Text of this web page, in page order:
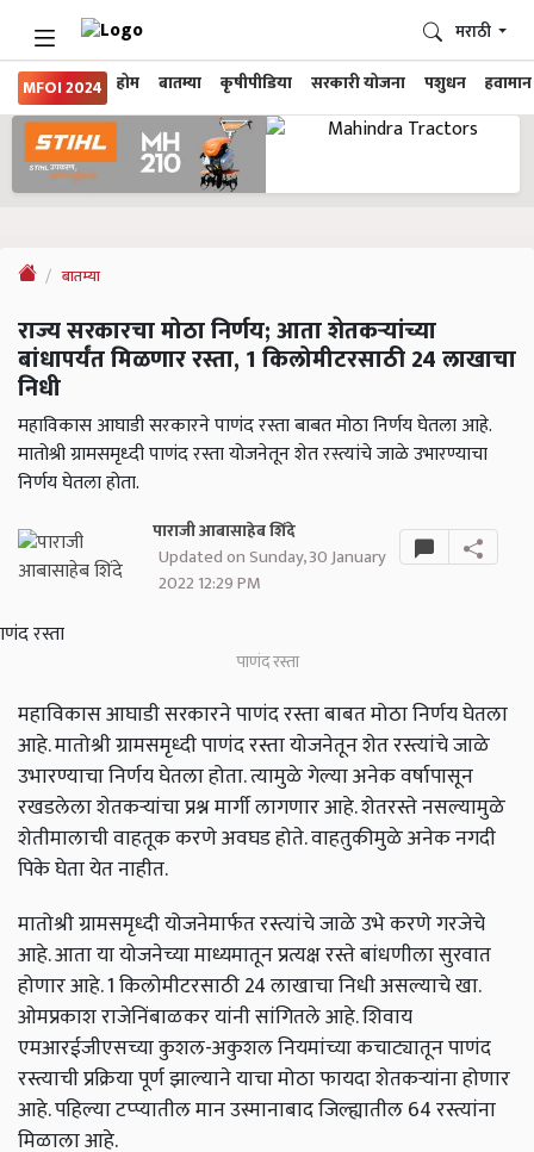
MFOI 2024 होम बातम्या कृषीपीडिया सरकारी योजना पशुधन हवामान
मराठी
बातम्या
राज्य सरकारचा मोठा निर्णय; आता शेतकऱ्यांच्या
बांधापर्यंत मिळणार रस्ता, 1 किलोमीटरसाठी 24 लाखाचा
निधी
महाविकास आघाडी सरकारने पाणंद रस्ता बाबत मोठा निर्णय घेतला आहे.
मातोश्री ग्रामसमृध्दी पाणंद रस्ता योजनेतून शेत रस्त्यांचे जाळे उभारण्याचा
निर्णय घेतला होता.
पाराजी आबासाहेब शिंदे
Updated on Sunday, 30 January
2022 12:29 PM
पाणंद रस्ता
महाविकास आघाडी सरकारने पाणंद रस्ता बाबत मोठा निर्णय घेतला
आहे. मातोश्री ग्रामसमृध्दी पाणंद रस्ता योजनेतून शेत रस्त्यांचे जाळे
उभारण्याचा निर्णय घेतला होता. त्यामुळे गेल्या अनेक वर्षापासून
रखडलेला शेतकऱ्यांचा प्रश्न मार्गी लागणार आहे. शेतरस्ते नसल्यामुळे
शेतीमालाची वाहतूक करणे अवघड होते. वाहतुकीमुळे अनेक नगदी
पिके घेता येत नाहीत.
मातोश्री ग्रामसमृध्दी योजनेमार्फत रस्त्यांचे जाळे उभे करणे गरजेचे
आहे. आता या योजनेच्या माध्यमातून प्रत्यक्ष रस्ते बांधणीला सुरवात
होणार आहे. 1 किलोमीटरसाठी 24 लाखाचा निधी असल्याचे खा.
ओमप्रकाश राजेनिंबाळकर यांनी सांगितले आहे. शिवाय
एमआरईजीएसच्या कुशल-अकुशल नियमांच्या कचाट्यातून पाणंद
रस्त्याची प्रक्रिया पूर्ण झाल्याने याचा मोठा फायदा शेतकऱ्यांना होणार
आहे. पहिल्या टप्प्यातील मान उस्मानाबाद जिल्ह्यातील 64 रस्त्यांना
मिळाला आहे.